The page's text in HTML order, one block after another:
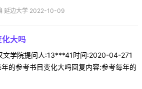
延边大学 2022-10-09
大吗
文学院提问人:13***41时间:2020-04-271
的参考书目变化大吗回复内容:参考每年的